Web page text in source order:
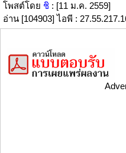
โพสต์โดย ชิ : [11 ม.ค. 2559]
อ่าน [104903] ไอพี :